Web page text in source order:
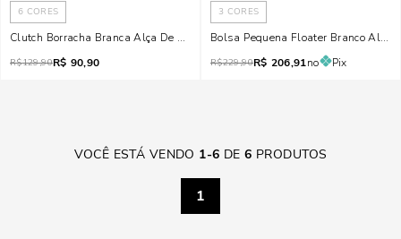
6 CORES
Clutch Borracha Branca Alça De Mão
R$129,90R$ 90,90
3 CORES
Bolsa Pequena Floater Branco Alça
R$229,90R$ 206,91no Pix
VOCÊ ESTÁ VENDO 1-6 DE6 PRODUTOS
1